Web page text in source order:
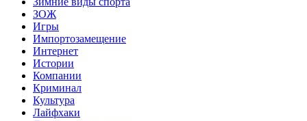
ЗОЖ
Игры
Импортозамещение
Интернет
Истории
Компании
Криминал
Культура
Лайфхаки